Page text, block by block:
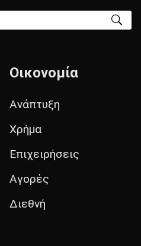
Οικονομία
Ανάπτυξη
Χρήμα
Επιχειρήσεις
Αγορές
Διεθνή